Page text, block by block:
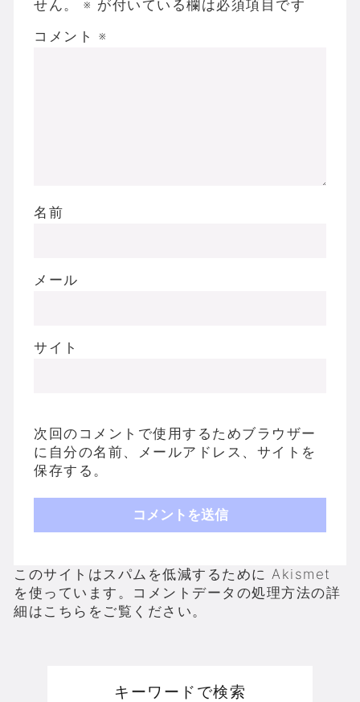
せん。 ※ が付いている欄は必須項目です
コメント ※
名前
メール
サイト
次回のコメントで使用するためブラウザー
に自分の名前、メールアドレス、サイトを
保存する。
このサイトはスパムを低減するために Akismet
を使っています。 コメントデータの処理方法の詳
細はこちらをご覧ください。
キーワードで検索